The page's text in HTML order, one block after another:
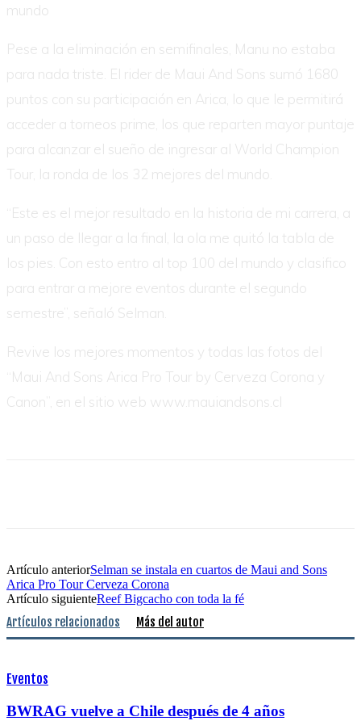
mundo
Pese a la eliminación en semifinales, Manu no estaba
para nada triste. El rider de Maui And Sons sumó 1680
puntos con su participación en Arica, lo que le permitirá
acceder a torneos prime, los que reparten mayor puntaje
para alcanzar el sueño de ingresar al World Champion
Tour, la ronda de los 32 mejores del mundo.
“Este es el mejor resultado en la historia de mi carrera, a
un paso de llegar a la final, la ola me quitó la tabla de
los pies. Con esto entro al top 100 del mundo y clasifico
para entrar a mejore eventos durante el segundo
semestre”, señaló Selman.
Revive los mejores momentos y todas las fotos del
“Maui And Sons Arica Pro Tour by Cerveza Corona y
Canon”, en el sitio web www.mauiandsons.cl
Artículo anteriorSelman se instala en cuartos de Maui and Sons
Arica Pro Tour Cerveza Corona
Artículo siguienteReef Bigcacho con toda la fé
Artículos relacionados Más del autor
Eventos
BWRAG vuelve a Chile después de 4 años